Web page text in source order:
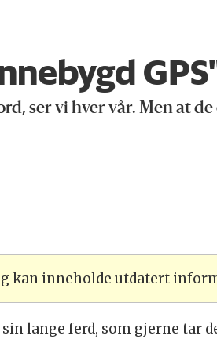
ser vi hver vår. Men at
kan inneholde utdatert
lange ferd, som gjerne tar